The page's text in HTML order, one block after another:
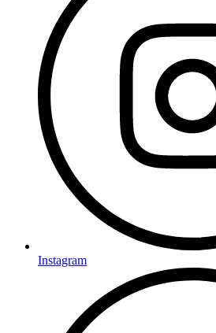
Instagram